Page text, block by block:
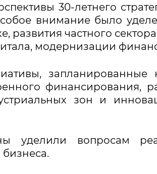
30-летнего
внимание было
развития частного
модернизации
запланированные
финансирования,
зон и
уделили вопросам